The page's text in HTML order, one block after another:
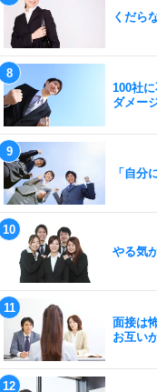
くだら
100社
ダメー
「自分
やる気
面接は
お互い